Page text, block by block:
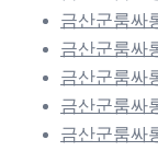
금산군룸싸
금산군룸싸
금산군룸싸
금산군룸싸
금산군룸싸